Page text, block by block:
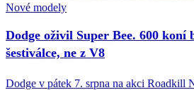
Nové modely
Dodge oživil Super Bee. 600 koní
šestiválce, ne z V8
Dodge v pátek 7. srpna na akci Roadkill